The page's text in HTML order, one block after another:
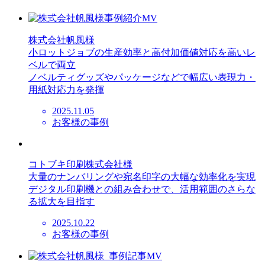
株式会社帆風様
小ロットジョブの生産効率と高付加価値対応を高いレ
ベルで両立
ノベルティグッズやパッケージなどで幅広い表現力・
用紙対応力を発揮
2025.11.05
お客様の事例
コトブキ印刷株式会社様
大量のナンバリングや宛名印字の大幅な効率化を実現
デジタル印刷機との組み合わせで、活用範囲のさらな
る拡大を目指す
2025.10.22
お客様の事例